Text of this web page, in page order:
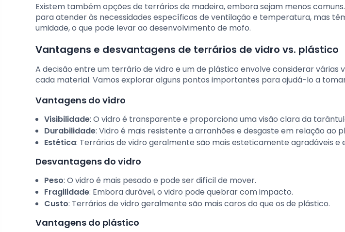
Existem também opções de terrários de madeira, embora sejam menos
para atender às necessidades específicas de ventilação e temperatura, mas
umidade, o que pode levar ao desenvolvimento de mofo.
Vantagens e desvantagens de terrários de vidro vs. plástico
A decisão entre um terrário de vidro e um de plástico envolve considerar várias
cada material. Vamos explorar alguns pontos importantes para ajudá-lo a
Vantagens do vidro
Visibilidade: O vidro é transparente e proporciona uma visão clara da
Durabilidade: Vidro é mais resistente a arranhões e desgaste em relação ao
Estética: Terrários de vidro geralmente são mais esteticamente agradáveis e
Desvantagens do vidro
Peso: O vidro é mais pesado e pode ser difícil de mover.
Fragilidade: Embora durável, o vidro pode quebrar com impacto.
Custo: Terrários de vidro geralmente são mais caros do que os de plástico.
Vantagens do plástico